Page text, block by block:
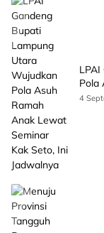
Pola
Ini
4